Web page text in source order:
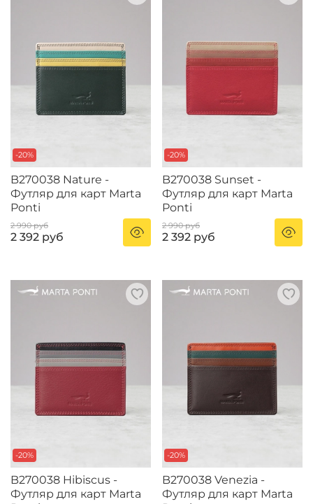
-20%
B270038 Nature -
Футляр для карт Marta
Ponti
2 990 руб
2 392 руб
-20%
B270038 Sunset -
Футляр для карт Marta
Ponti
2 990 руб
2 392 руб
-20%
B270038 Hibiscus -
Футляр для карт Marta
-20%
B270038 Venezia -
Футляр для карт Marta